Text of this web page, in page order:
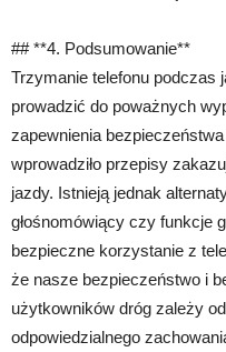
## **4. Podsumowanie**
Trzymanie telefonu podczas
prowadzić do poważnych
zapewnienia
wprowadziło przepisy
jazdy. Istnieją jednak
głośnomówiący czy funkcje
bezpieczne korzystanie z
że nasze bezpieczeństwo i
użytkowników dróg zależy
odpowiedzialnego